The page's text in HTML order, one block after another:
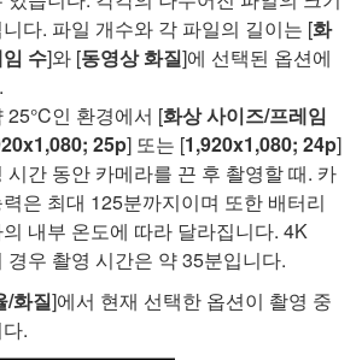
다. 파일 개수와 각 파일의 길이는 [화
수]와 [동영상 화질]에 선택된 옵션에
25°C인 환경에서 [화상 사이즈/프레임
25p] 또는 [1,920x1,080; 24p]
시간 동안 카메라를 끈 후 촬영할 때. 카
은 최대 125분까지이며 또한 배터리
내부 온도에 따라 달라집니다. 4K
경우 촬영 시간은 약 35분입니다.
/화질]에서 현재 선택한 옵션이 촬영 중
.